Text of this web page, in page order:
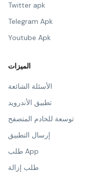
Twitter apk
Telegram Apk
Youtube Apk
الميزات
الأسئلة الشائعة
تطبيق الأندرويد
توسعة للخادم المتصفح
إرسال التطبيق
طلب App
طلب إزالة